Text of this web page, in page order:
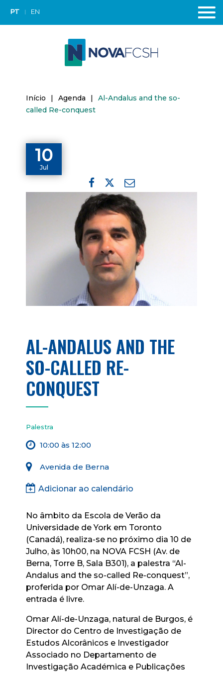
PT EN
Início | Agenda |
Al-Andalus and the so-
called Re-conquest
10
Jul
AL-ANDALUS AND THE
SO-CALLED RE-
CONQUEST
Palestra
10:00 às 12:00
Avenida de Berna
Adicionar ao calendário
No âmbito da Escola de Verão da
Universidade de York em Toronto
(Canadá), realiza-se no próximo dia 10 de
Julho, às 10h00, na NOVA FCSH (Av. de
Berna, Torre B, Sala B301), a palestra “Al-
Andalus and the so-called Re-conquest”,
proferida por Omar Alí-de-Unzaga. A
entrada é livre.
Omar Alí-de-Unzaga, natural de Burgos, é
Director do Centro de Investigação de
Estudos Alcorânicos e Investigador
Associado no Departamento de
Investigação Académica e Publicações